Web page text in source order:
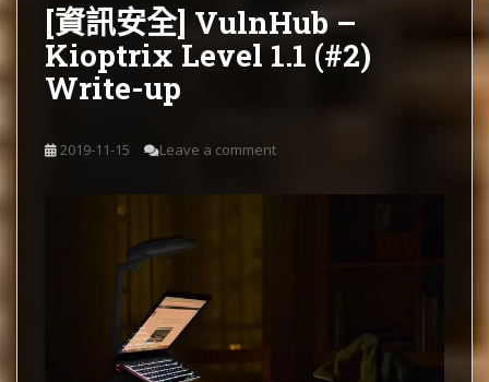
[資訊安全] VulnHub –
Kioptrix Level 1.1 (#2)
Write-up
2019-11-15 Leave a comment